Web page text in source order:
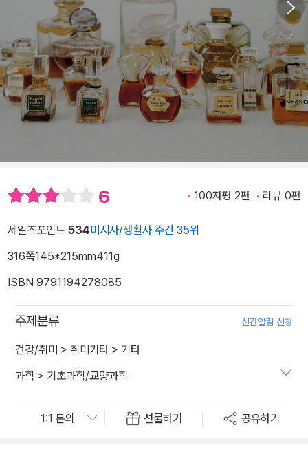
6 100자평 2편 리뷰 0편
세일즈포인트 534미시사/생활사 주간 35위
316쪽145*215mm411g
ISBN 9791194278085
주제분류 신간알림 신청
건강/취미 > 취미기타> 기타
과학> 기초과학/교양과학
선물하기 공유하기